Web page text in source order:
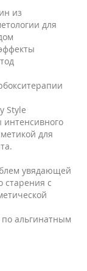
из
для
Style
для
увядающей
старения с
альгинатным